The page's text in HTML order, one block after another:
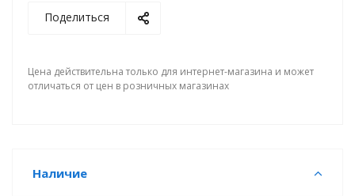
Поделиться
Цена действительна только для интернет-магазина и может
отличаться от цен в розничных магазинах
Наличие